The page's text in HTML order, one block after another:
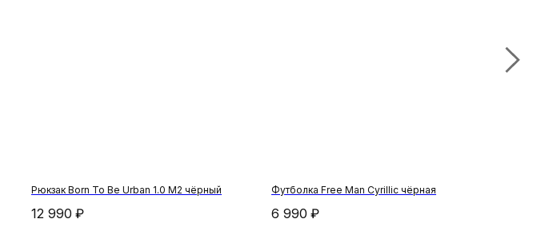
Рюкзак Born To Be Urban 1.0 М2 чёрный
12 990 ₽
Футболка Free Man Cyrillic чёрная
6 990 ₽